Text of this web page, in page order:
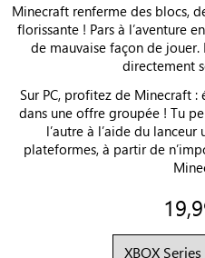
Minecraft renferme des blocs,
florissante ! Pars à l’aventure
de mauvaise façon de
directement
Sur PC, profitez de Minecraft
dans une offre groupée ! Tu
l’autre à l’aide du
plateformes, à partir de